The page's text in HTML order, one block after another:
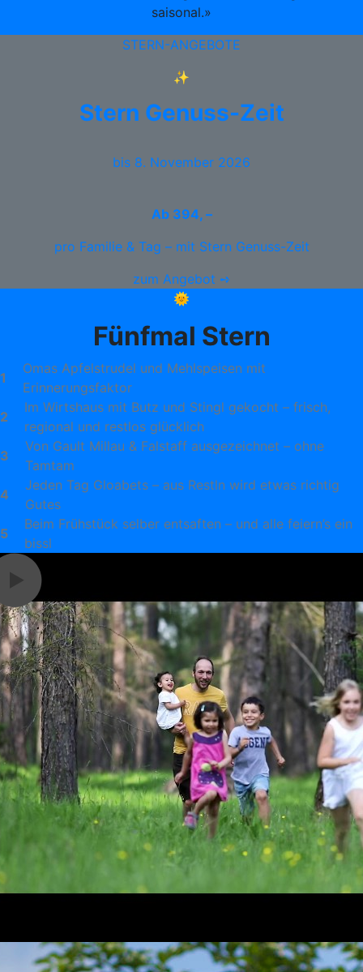
saisonal.»
STERN-ANGEBOTE
✨
Stern Genuss-Zeit
bis 8. November 2026
Ab 394, –
pro Familie & Tag – mit Stern Genuss-Zeit
zum Angebot ➺
🌞
Fünfmal Stern
1
Omas Apfelstrudel und Mehlspeisen mit
Erinnerungsfaktor
2
Im Wirtshaus mit Butz und Stingl gekocht – frisch,
regional und restlos glücklich
3
Von Gault Millau & Falstaff ausgezeichnet – ohne
Tamtam
4
Jeden Tag Gloabets – aus Restln wird etwas richtig
Gutes
5
Beim Frühstück selber entsaften – und alle feiern’s ein
bissl